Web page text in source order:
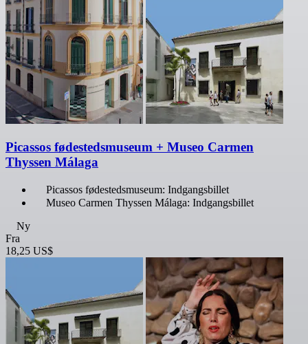
Picassos fødestedsmuseum + Museo Carmen
Thyssen Málaga
Picassos fødestedsmuseum: Indgangsbillet
Museo Carmen Thyssen Málaga: Indgangsbillet
Ny
Fra
18,25 US$